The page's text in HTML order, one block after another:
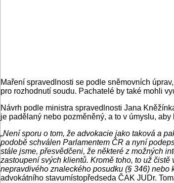
Maření spravedlnosti se podle sněmovních
pro rozhodnutí soudu. Pachatelé by také mohli
Návrh podle ministra spravedlnosti Jana
je padělaný nebo pozměněný, a to v úmyslu,
„Není sporu o tom, že advokacie jako taková a
podobě schválen Parlamentem ČR a nyní
stále jsme, přesvědčeni, že některé z možných
zastoupení svých klientů. Kromě toho, to už
nepravdivého znaleckého posudku (§ 346) nebo
advokátního stavumístopředseda ČAK JUDr.